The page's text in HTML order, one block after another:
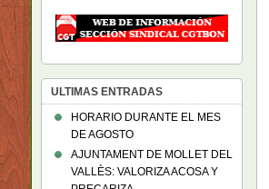
ULTIMAS ENTRADAS
HORARIO DURANTE EL MES
DE AGOSTO
AJUNTAMENT DE MOLLET DEL
VALLÈS: VALORIZA ACOSA Y